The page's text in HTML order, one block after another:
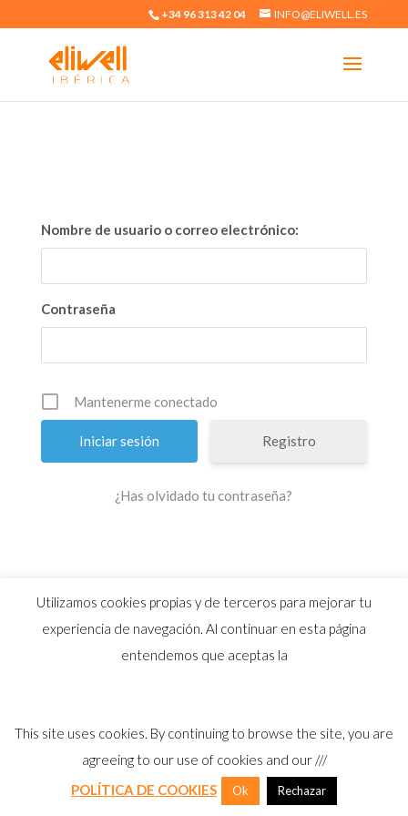
+34 96 313 42 04 INFO@ELIWELL.ES
Nombre de usuario o correo electrónico:
Contraseña
Mantenerme conectado
Registro
¿Has olvidado tu contraseña?
Política CalidadICookies
Utilizamos cookies propias y de terceros para mejorar tu
experiencia de navegación. Al continuar en esta página
entendemos que aceptas la
This site uses cookies. By continuing to browse the site, you are
agreeing to our use of cookies and our ///
POLÍTICA DE COOKIES
Ok Rechazar